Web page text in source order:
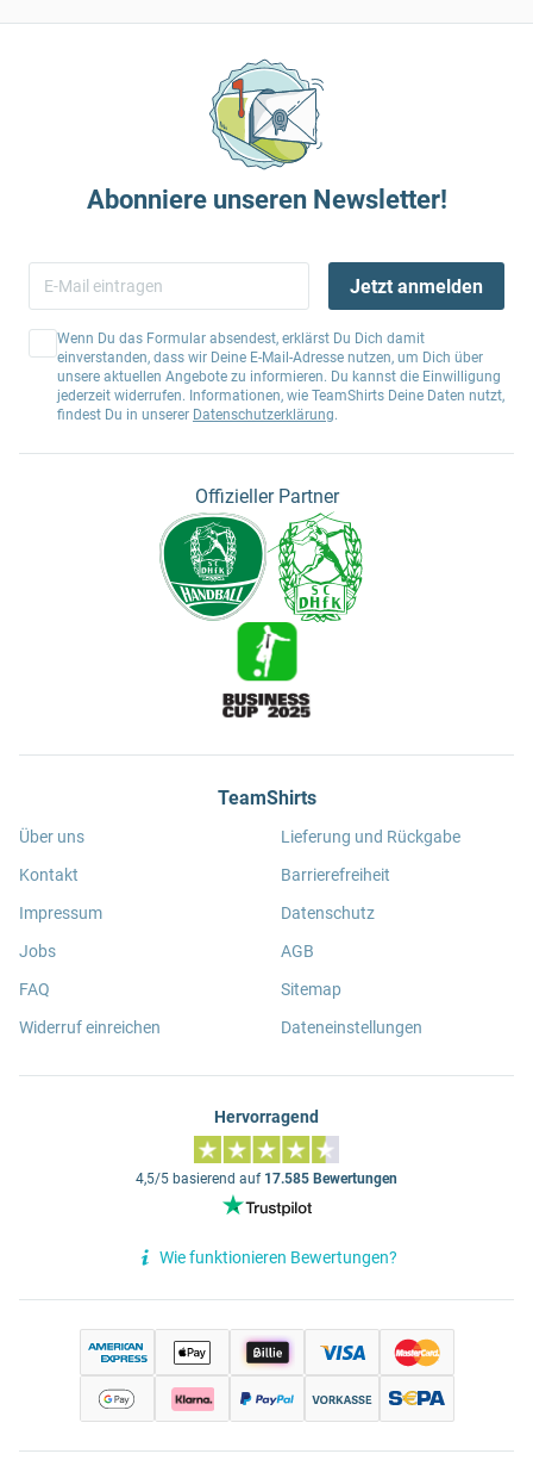
Abonniere unseren Newsletter!
Jetzt anmelden
Wenn Du das Formular absendest, erklärst Du Dich damit
einverstanden, dass wir Deine E-Mail-Adresse nutzen, um Dich über
unsere aktuellen Angebote zu informieren. Du kannst die Einwilligung
jederzeit widerrufen. Informationen, wie TeamShirts Deine Daten nutzt,
findest Du in unserer Datenschutzerklärung.
Offizieller Partner
TeamShirts
Über uns
Kontakt
Impressum
Jobs
FAQ
Widerruf einreichen
Lieferung und Rückgabe
Barrierefreiheit
Datenschutz
AGB
Sitemap
Dateneinstellungen
Hervorragend
4,5/5 basierend auf 17.585 Bewertungen
Wie funktionieren Bewertungen?